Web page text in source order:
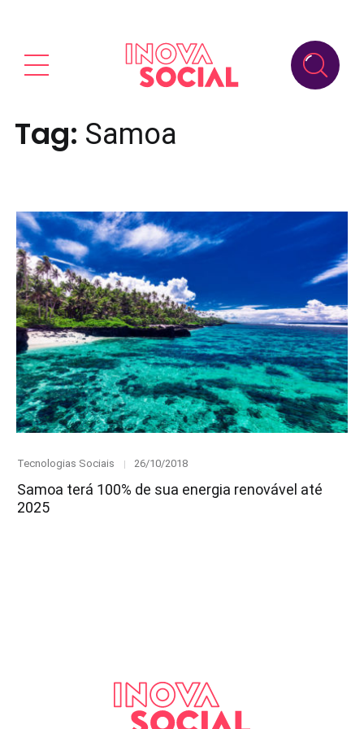
Tag: Samoa
Category
Tecnologias Sociais
Posted
26/10/2018
Samoa terá 100% de sua energia renovável até
2025